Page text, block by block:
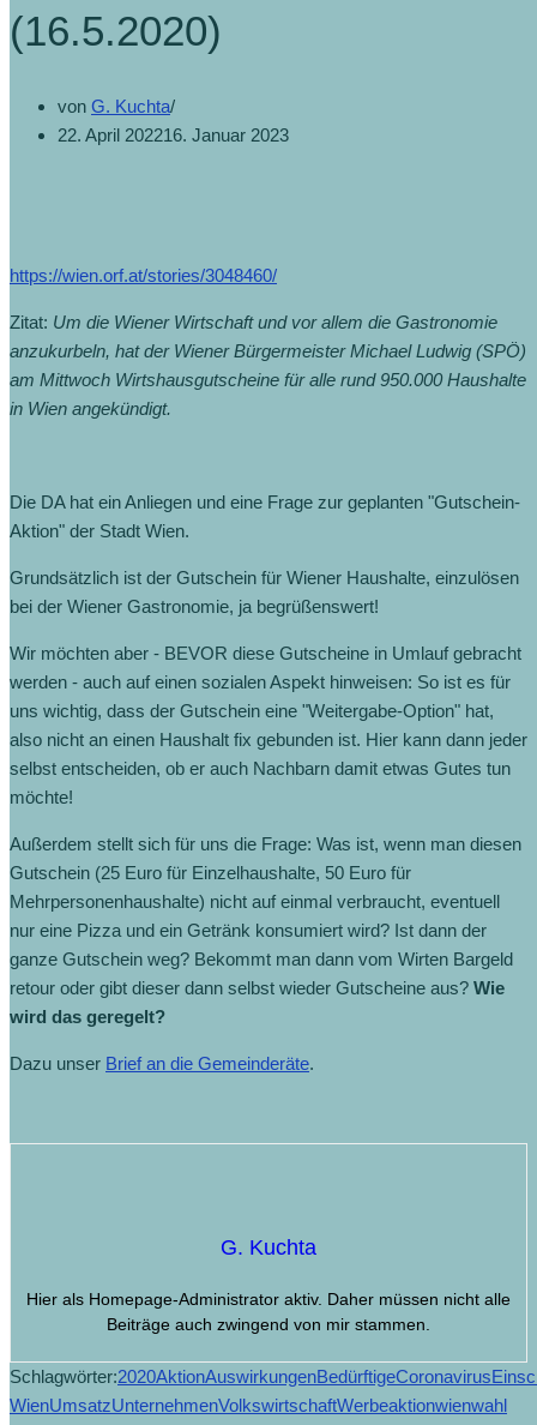
(16.5.2020)
von G. Kuchta
22. April 202216. Januar 2023
https://wien.orf.at/stories/3048460/
Zitat: Um die Wiener Wirtschaft und vor allem die Gastronomie
anzukurbeln, hat der Wiener Bürgermeister Michael Ludwig (SPÖ)
am Mittwoch Wirtshausgutscheine für alle rund 950.000 Haushalte
in Wien angekündigt.
Die DA hat ein Anliegen und eine Frage zur geplanten "Gutschein-
Aktion" der Stadt Wien.
Grundsätzlich ist der Gutschein für Wiener Haushalte, einzulösen
bei der Wiener Gastronomie, ja begrüßenswert!
Wir möchten aber - BEVOR diese Gutscheine in Umlauf gebracht
werden - auch auf einen sozialen Aspekt hinweisen: So ist es für
uns wichtig, dass der Gutschein eine "Weitergabe-Option" hat,
also nicht an einen Haushalt fix gebunden ist. Hier kann dann jeder
selbst entscheiden, ob er auch Nachbarn damit etwas Gutes tun
möchte!
Außerdem stellt sich für uns die Frage: Was ist, wenn man diesen
Gutschein (25 Euro für Einzelhaushalte, 50 Euro für
Mehrpersonenhaushalte) nicht auf einmal verbraucht, eventuell
nur eine Pizza und ein Getränk konsumiert wird? Ist dann der
ganze Gutschein weg? Bekommt man dann vom Wirten Bargeld
retour oder gibt dieser dann selbst wieder Gutscheine aus? Wie
wird das geregelt?
Dazu unser Brief an die Gemeinderäte.
G. Kuchta
Hier als Homepage-Administrator aktiv. Daher müssen nicht alle
Beiträge auch zwingend von mir stammen.
Schlagwörter:2020AktionAuswirkungenBedürftigeCoronavirus
WienUmsatzUnternehmenVolkswirtschaftWerbeaktionwienwahl